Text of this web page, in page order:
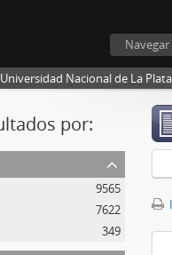
Navegar
Nacional de La Plata
por:
9565
7622
349